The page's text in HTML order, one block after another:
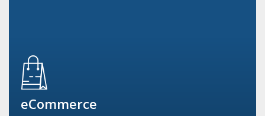
eCommerce